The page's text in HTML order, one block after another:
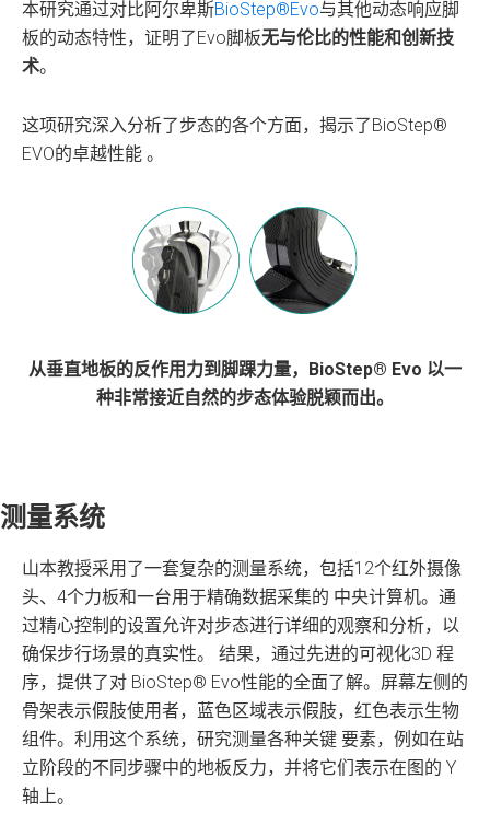
本研究通过对比阿尔卑斯BioStep®Evo与其他动态响应脚
板的动态特性，证明了Evo脚板无与伦比的性能和创新技
术。
这项研究深入分析了步态的各个方面，揭示了BioStep®
EVO的卓越性能 。
从垂直地板的反作用力到脚踝力量，BioStep® Evo 以一
种非常接近自然的步态体验脱颖而出。
测量系统
山本教授采用了一套复杂的测量系统，包括12个红外摄像
头、4个力板和一台用于精确数据采集的 中央计算机。通
过精心控制的设置允许对步态进行详细的观察和分析，以
确保步行场景的真实性。 结果，通过先进的可视化3D 程
序，提供了对 BioStep® Evo性能的全面了解。屏幕左侧的
骨架表示假肢使用者，蓝色区域表示假肢，红色表示生物
组件。利用这个系统，研究测量各种关键 要素，例如在站
立阶段的不同步骤中的地板反力，并将它们表示在图的 Y
轴上。